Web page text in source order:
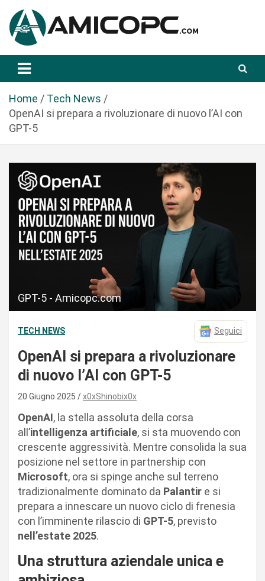
a
Amicopc.com
Home
Tech News
OpenAI si prepara a rivoluzionare di nuovo l’AI con
GPT-5
GPT-5 - Amicopc.com
TECH NEWS Seguici
OpenAI si prepara a rivoluzionare
di nuovo l’AI con GPT-5
20 Giugno 2025 x0xShinobix0x
OpenAI, la stella assoluta della corsa
all’intelligenza artificiale, si sta muovendo con
crescente aggressività. Mentre consolida la sua
posizione nel settore in partnership con
Microsoft, ora si spinge anche sul terreno
tradizionalmente dominato da Palantir e si
prepara a innescare un nuovo ciclo di frenesia
con l’imminente rilascio di GPT-5, previsto
nell’estate 2025.
Una struttura aziendale unica e